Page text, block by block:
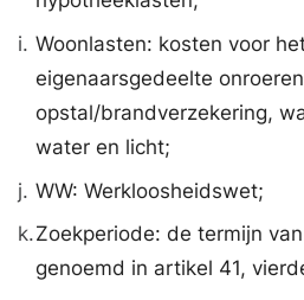
i. Woonlasten: kosten voor
eigenaarsgedeelte
opstal/brandverzekering,
water en licht;
j. WW: Werkloosheidswet;
k.Zoekperiode: de termijn
genoemd in artikel 41,